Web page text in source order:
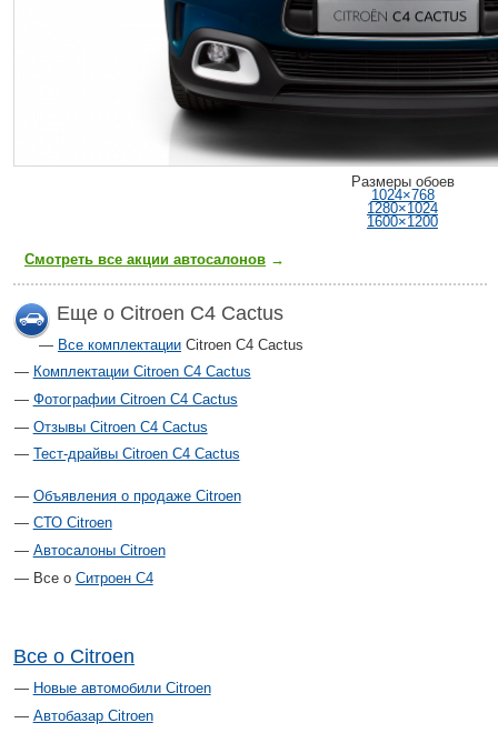
Размеры обоев
1024×768
1280×1024
1600×1200
Смотреть все акции автосалонов →
Еще о Citroen C4 Cactus
Все комплектации Citroen C4 Cactus
Комплектации Citroen C4 Cactus
Фотографии Citroen C4 Cactus
Отзывы Citroen C4 Cactus
Тест-драйвы Citroen C4 Cactus
Объявления о продаже Citroen
СТО Citroen
Автосалоны Citroen
Все о Ситроен С4
Все о Citroen
Новые автомобили Citroen
Автобазар Citroen